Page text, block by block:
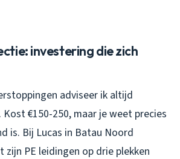
investering die zich
adviseer ik altijd
€150-250, maar je weet precies
is. Bij Lucas in Batau Noord
PE leidingen op drie plekken